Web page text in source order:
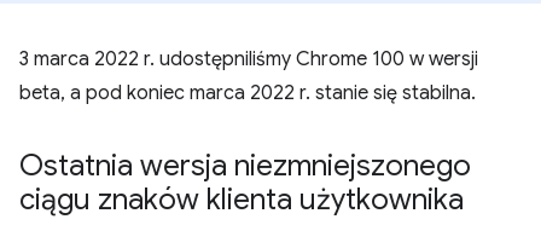
3 marca 2022 r. udostępniliśmy Chrome 100 w wersji
beta, a pod koniec marca 2022 r. stanie się stabilna.
Ostatnia wersja niezmniejszonego
ciągu znaków klienta użytkownika